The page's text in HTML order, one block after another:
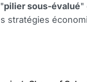
pilier sous-évalué"
stratégies